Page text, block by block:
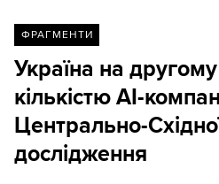
ФРАГМЕНТИ
Україна на другому
кількістю AI-
Центрально-
дослідження